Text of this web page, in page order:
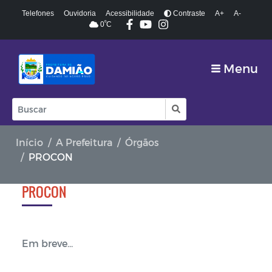
Telefones Ouvidoria Acessibilidade Contraste A+
A-
0ºC
Menu
Início A Prefeitura
Órgãos
PROCON
PROCON
Em breve...